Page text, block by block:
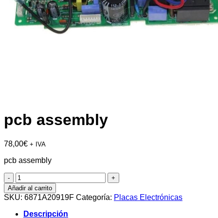
pcb assembly
78,00€ + IVA
pcb assembly
pcb
assembly
cantidad
Añadir al carrito
SKU: 6871A20919F Categoría: Placas Electrónicas
Descripción